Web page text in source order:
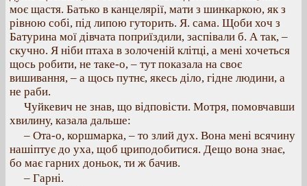
моє щастя. Батько в канцелярії, мати з шинкаркою, як з
рівною собі, під липою гуторить. Я. сама. Щоби хоч з
Батурина мої дівчата поприїздили, заспівали б. А так, –
скучно. Я ніби птаха в золоченій клітці, а мені хочеться
щось робити, не таке-о, – тут показала на своє
вишивання, – а щось путнє, якесь діло, гідне людини, а
не раби.
Чуйкевич не знав, що відповісти. Мотря, помовчавши
хвилину, казала дальше:
– Ота-о, коршмарка, – то злий дух. Вона мені всячину
нашіптує до уха, щоб цриподобитися. Дещо вона знає,
бо має гарних доньок, ти ж бачив.
– Гарні.